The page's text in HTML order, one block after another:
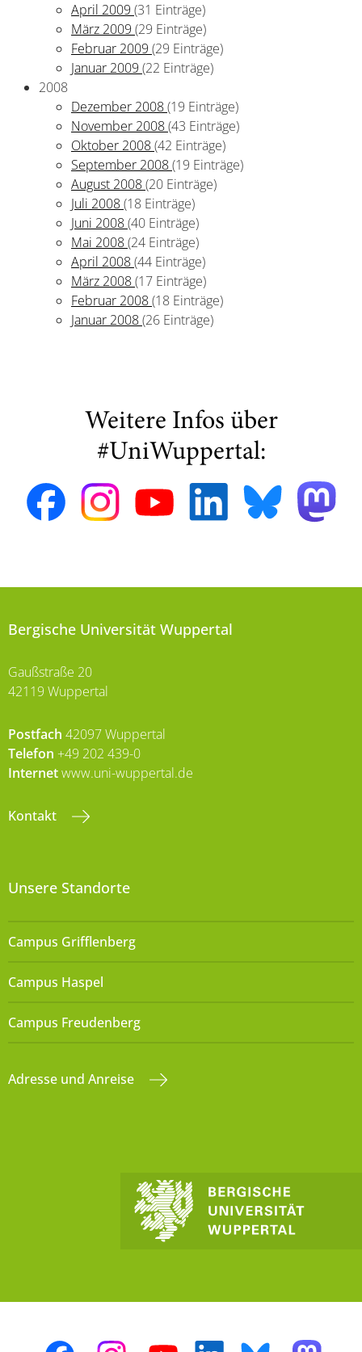
April 2009 (31 Einträge)
März 2009 (29 Einträge)
Februar 2009 (29 Einträge)
Januar 2009 (22 Einträge)
2008
Dezember 2008(19 Einträge)
November 2008(43 Einträge)
Oktober 2008(42 Einträge)
September 2008(19 Einträge)
August 2008(20 Einträge)
Juli 2008(18 Einträge)
Juni 2008(40 Einträge)
Mai 2008(24 Einträge)
April 2008(44 Einträge)
März 2008(17 Einträge)
Februar 2008(18 Einträge)
Januar 2008(26 Einträge)
Weitere Infos über
#UniWuppertal:
Bergische Universität Wuppertal
Gaußstraße 20
42119 Wuppertal
Postfach 42097 Wuppertal
Telefon +49 202 439-0
Internetwww.uni-wuppertal.de
Kontakt
Unsere Standorte
Campus Grifflenberg
Campus Haspel
Campus Freudenberg
Adresse und Anreise